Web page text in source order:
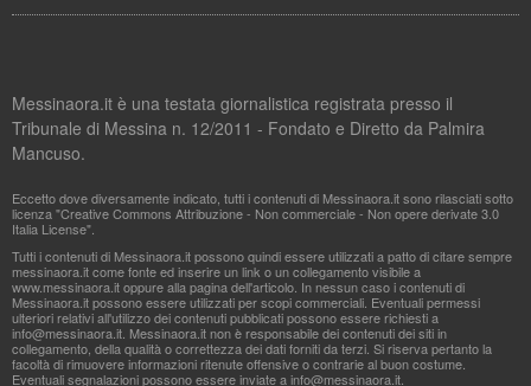
Messinaora.it è una testata giornalistica registrata presso il
Tribunale di Messina n. 12/2011 - Fondato e Diretto da Palmira
Mancuso.
Eccetto dove diversamente indicato, tutti i contenuti di Messinaora.it sono rilasciati sotto
licenza "Creative Commons Attribuzione - Non commerciale - Non opere derivate 3.0
Italia License".
Tutti i contenuti di Messinaora.it possono quindi essere utilizzati a patto di citare sempre
messinaora.it come fonte ed inserire un link o un collegamento visibile a
www.messinaora.it oppure alla pagina dell'articolo. In nessun caso i contenuti di
Messinaora.it possono essere utilizzati per scopi commerciali. Eventuali permessi
ulteriori relativi all'utilizzo dei contenuti pubblicati possono essere richiesti a
info@messinaora.it . Messinaora.it non è responsabile dei contenuti dei siti in
collegamento, della qualità o correttezza dei dati forniti da terzi. Si riserva pertanto la
facoltà di rimuovere informazioni ritenute offensive o contrarie al buon costume.
Eventuali segnalazioni possono essere inviate ainfo@messinaora.it